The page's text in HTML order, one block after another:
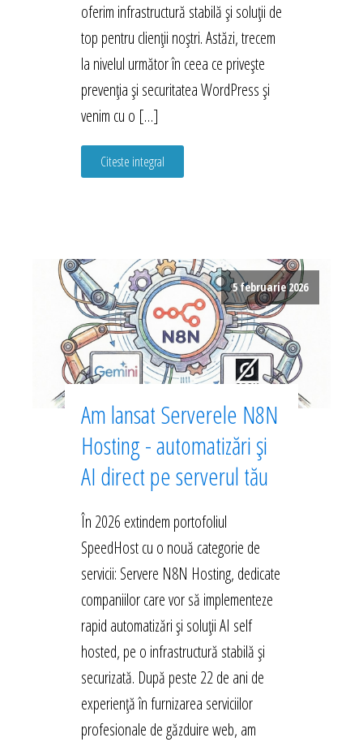
oferim infrastructură stabilă și soluții de
top pentru clienții noștri. Astăzi, trecem
la nivelul următor în ceea ce privește
prevenția și securitatea WordPress și
venim cu o […]
Citeste integral
5 februarie 2026
Am lansat Serverele N8N
Hosting - automatizări și
AI direct pe serverul tău
În 2026 extindem portofoliul
SpeedHost cu o nouă categorie de
servicii: Servere N8N Hosting, dedicate
companiilor care vor să implementeze
rapid automatizări și soluții AI self
hosted, pe o infrastructură stabilă și
securizată. După peste 22 de ani de
experiență în furnizarea serviciilor
profesionale de găzduire web, am